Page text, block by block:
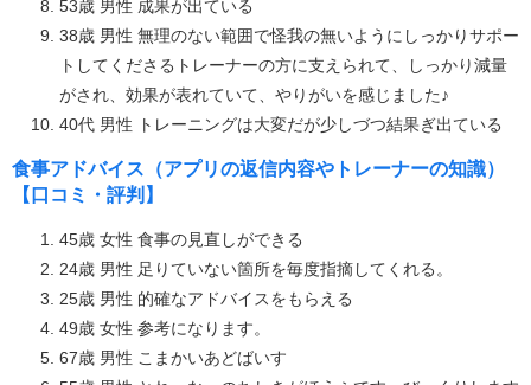
53歳 男性 成果が出ている
38歳 男性 無理のない範囲で怪我の無いようにしっかりサポー
トしてくださるトレーナーの方に支えられて、しっかり減量
がされ、効果が表れていて、やりがいを感じました♪
40代 男性 トレーニングは大変だが少しづつ結果ぎ出ている
食事アドバイス（アプリの返信内容やトレーナーの知識）
【口コミ・評判】
45歳 女性 食事の見直しができる
24歳 男性 足りていない箇所を毎度指摘してくれる。
25歳 男性 的確なアドバイスをもらえる
49歳 女性 参考になります。
67歳 男性 こまかいあどばいす